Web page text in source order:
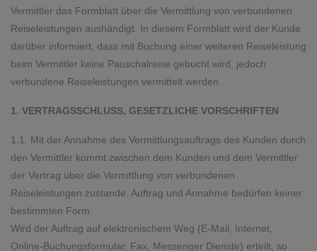
Vermittler das Formblatt über die Vermittlung von verbundenen
Reiseleistungen aushändigt. In diesem Formblatt wird der Kunde
darüber informiert, dass mit Buchung einer weiteren Reiseleistung
beim Vermittler keine Pauschalreise gebucht wird, jedoch
verbundene Reiseleistungen vermittelt werden.
1. VERTRAGSSCHLUSS, GESETZLICHE VORSCHRIFTEN
1.1. Mit der Annahme des Vermittlungsauftrags des Kunden durch
den Vermittler kommt zwischen dem Kunden und dem Vermittler
der Vertrag über die Vermittlung von verbundenen
Reiseleistungen zustande. Auftrag und Annahme bedürfen keiner
bestimmten Form.
Wird der Auftrag auf elektronischem Weg (E-Mail, Internet,
Online-Buchungsformular, Fax, Messenger Dienste) erteilt, so